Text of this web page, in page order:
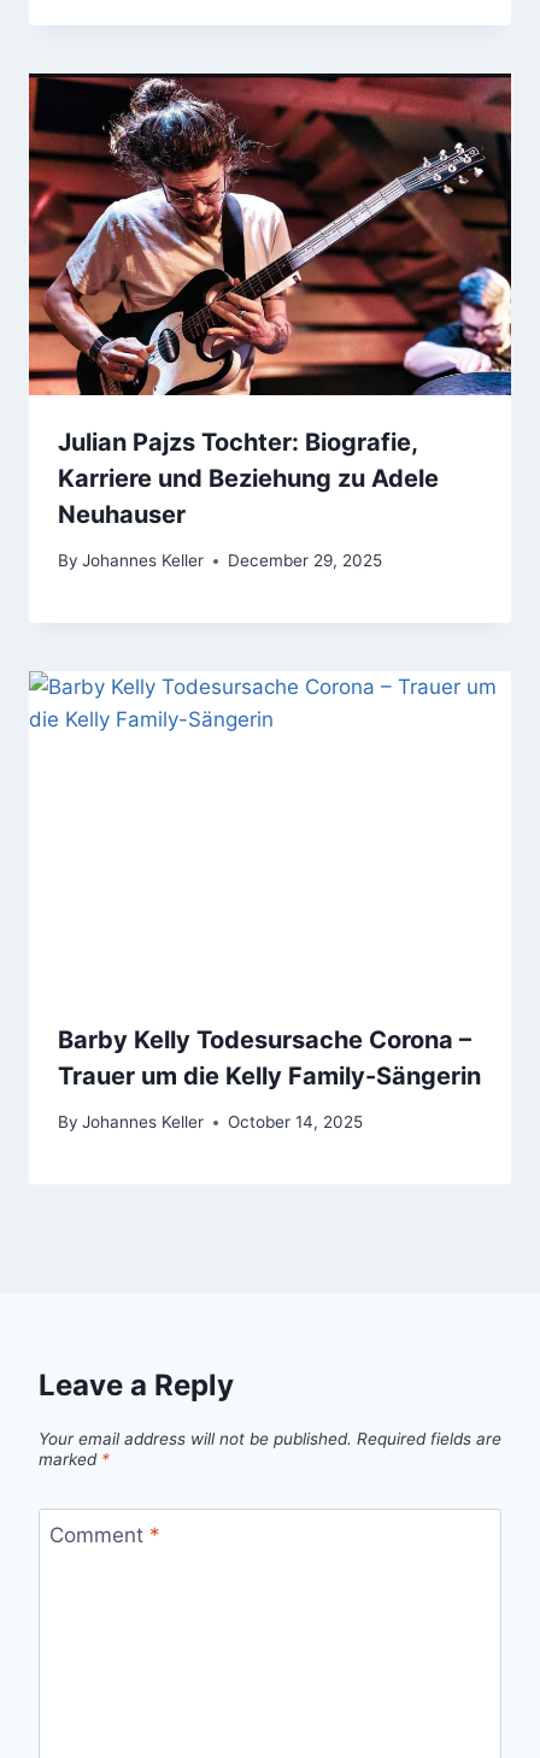
Julian Pajzs Tochter: Biografie,
Karriere und Beziehung zu Adele
Neuhauser
By Johannes Keller December 29, 2025
Barby Kelly Todesursache Corona –
Trauer um die Kelly Family-Sängerin
By Johannes Keller October 14, 2025
Leave a Reply
Your email address will not be published. Required fields are
marked *
Comment *